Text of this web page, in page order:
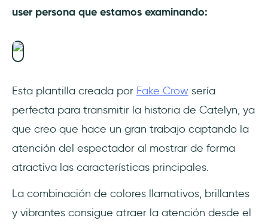
user persona que estamos examinando:
Esta plantilla creada por Fake Crow sería
perfecta para transmitir la historia de Catelyn, ya
que creo que hace un gran trabajo captando la
atención del espectador al mostrar de forma
atractiva las características principales.
La combinación de colores llamativos, brillantes
y vibrantes consigue atraer la atención desde el